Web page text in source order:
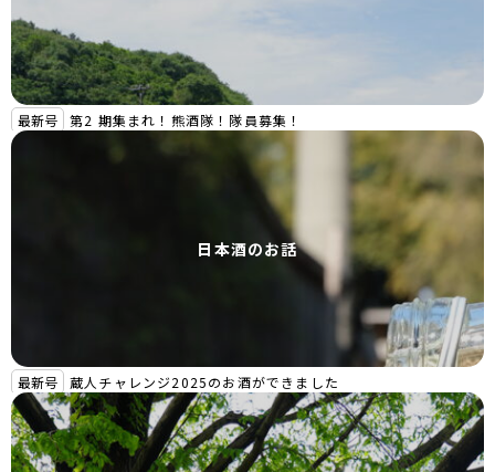
最新号 第2 期集まれ！熊酒隊！隊員募集！
日本酒のお話
最新号 蔵人チャレンジ2025のお酒ができました